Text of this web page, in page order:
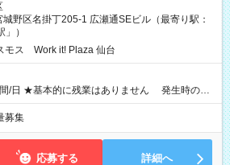
月収16万6,400円以上可能 ※交通費別途支給
（時給1,300円×8時間×16日） 【試用期間】試用期間なし
野区名掛丁205-1 広瀬通SEビル（最寄り駅：
）
モス Work it! Plaza 仙台
/日 ★基本的に残業はありません 発生時の残
支給いたします
募集
応募する 詳細へ